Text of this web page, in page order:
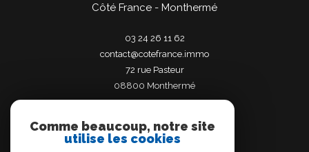
Côté France - Monthermé
03 24 26 11 62
contact@cotefrance.immo
72 rue Pasteur
08800
monthermé
Adhérents
Comme beaucoup, notre site
utilise les cookies